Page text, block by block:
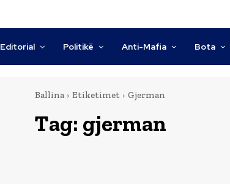
Editorial Politikë Anti-Mafia Bota
Ballina Etiketimet Gjerman
Tag: gjerman